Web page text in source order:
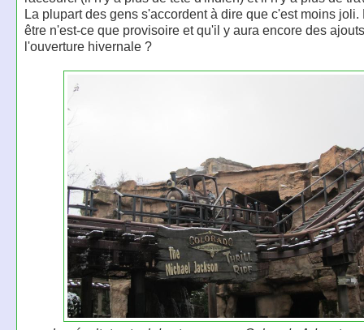
La plupart des gens s'accordent à dire que c'est moins joli.
être n'est-ce que provisoire et qu'il y aura encore des
l'ouverture hivernale ?